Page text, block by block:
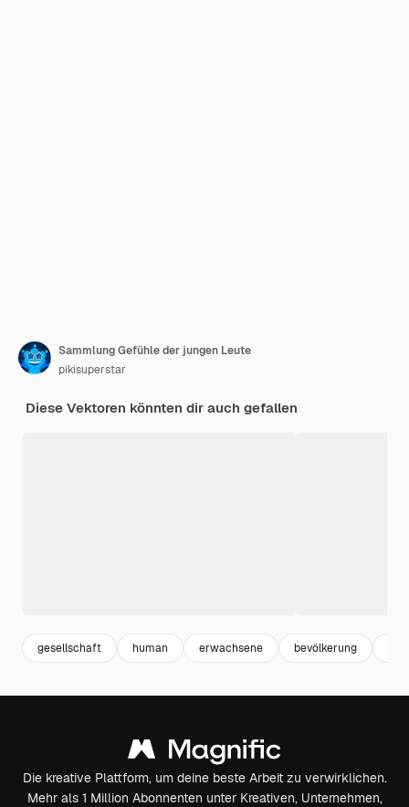
Sammlung Gefühle der jungen Leute
pikisuperstar
Diese Vektoren könnten dir auch gefallen
gesellschaft human erwachsene bevölkerung
Die kreative Plattform, um deine beste Arbeit zu verwirklichen.
Mehr als 1 Million Abonnenten unter Kreativen, Unternehmen,